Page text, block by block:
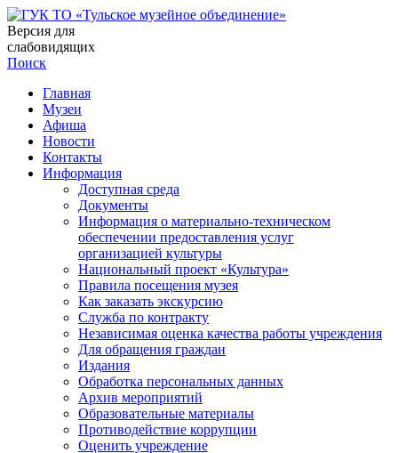
Версия для
слабовидящих
Поиск
Главная
Музеи
Афиша
Новости
Контакты
Информация
Доступная среда
Документы
Информация о материально-техническом
обеспечении предоставления услуг
организацией культуры
Национальный проект «Культура»
Правила посещения музея
Как заказать экскурсию
Служба по контракту
Независимая оценка качества работы учреждения
Для обращения граждан
Издания
Обработка персональных данных
Архив мероприятий
Образовательные материалы
Противодействие коррупции
Оценить учреждение